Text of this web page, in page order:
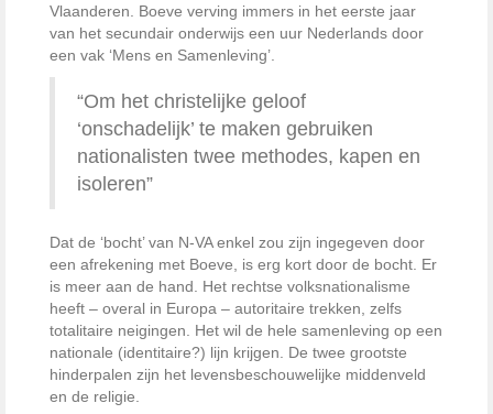
Vlaanderen. Boeve verving immers in het eerste jaar
van het secundair onderwijs een uur Nederlands door
een vak ‘Mens en Samenleving’.
“Om het christelijke geloof
‘onschadelijk’ te maken gebruiken
nationalisten twee methodes, kapen en
isoleren”
Dat de ‘bocht’ van N-VA enkel zou zijn ingegeven door
een afrekening met Boeve, is erg kort door de bocht. Er
is meer aan de hand. Het rechtse volksnationalisme
heeft – overal in Europa – autoritaire trekken, zelfs
totalitaire neigingen. Het wil de hele samenleving op een
nationale (identitaire?) lijn krijgen. De twee grootste
hinderpalen zijn het levensbeschouwelijke middenveld
en de religie.